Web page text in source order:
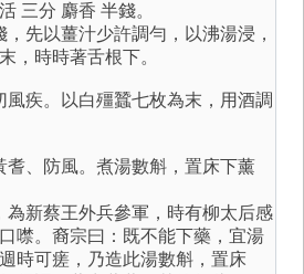
三分 麝香 半錢。
先以薑汁少許調勻，以沸湯浸，
，時時著舌根下。
風疾。以白殭蠶七枚為末，用酒調
耆、防風。煮湯數斛，置床下薰
為新蔡王外兵參軍，時有柳太后感
噤。裔宗曰：既不能下藥，宜湯
時可瘥，乃造此湯數斛，置床